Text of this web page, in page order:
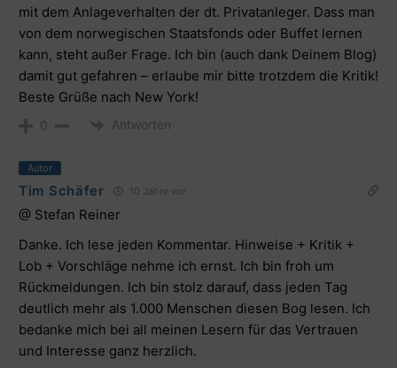
mit dem Anlageverhalten der dt. Privatanleger. Dass man
von dem norwegischen Staatsfonds oder Buffet lernen
kann, steht außer Frage. Ich bin (auch dank Deinem Blog)
damit gut gefahren – erlaube mir bitte trotzdem die Kritik!
Beste Grüße nach New York!
0 Antworten
Autor
Tim Schäfer 10 Jahre vor
@ Stefan Reiner
Danke. Ich lese jeden Kommentar. Hinweise + Kritik +
Lob + Vorschläge nehme ich ernst. Ich bin froh um
Rückmeldungen. Ich bin stolz darauf, dass jeden Tag
deutlich mehr als 1.000 Menschen diesen Bog lesen. Ich
bedanke mich bei all meinen Lesern für das Vertrauen
und Interesse ganz herzlich.